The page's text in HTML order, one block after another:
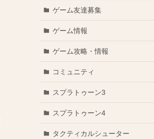
ゲーム友達募集
ゲーム情報
ゲーム攻略・情報
コミュニティ
スプラトゥーン3
スプラトゥーン4
タクティカルシューター